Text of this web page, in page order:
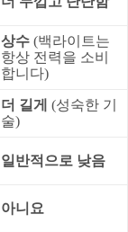
상수 (백라이트는
항상 전력을 소비
합니다)
더 길게 (성숙한 기
술)
일반적으로 낮음
아니요